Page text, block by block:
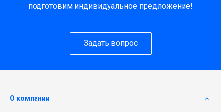
подготовим индивидуальное предложение!
Задать вопрос
О компании